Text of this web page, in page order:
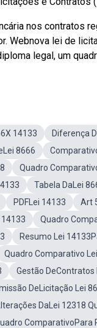
nos contratos
Webnova lei de
legal, um
14133 Diferença
8666
Quadro
Tabela DaLei
PDFLei 14133 Art
Quadro
Resumo Lei
Quadro Comparativo
Gestão DeContratos
DeLicitação Lei
DaLei 12318
ComparativoPara